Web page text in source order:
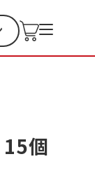
過去購入
個